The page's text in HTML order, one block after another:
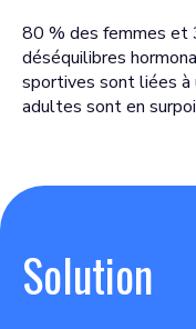
80 % des femmes et
déséquilibres
sportives sont liées à
adultes sont en
Solution